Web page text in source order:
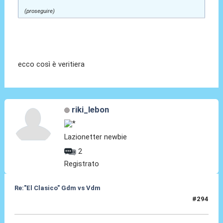
(proseguire)
ecco così è veritiera
riki_lebon
Lazionetter newbie
2
Registrato
Re:"El Clasico" Gdm vs Vdm
#294